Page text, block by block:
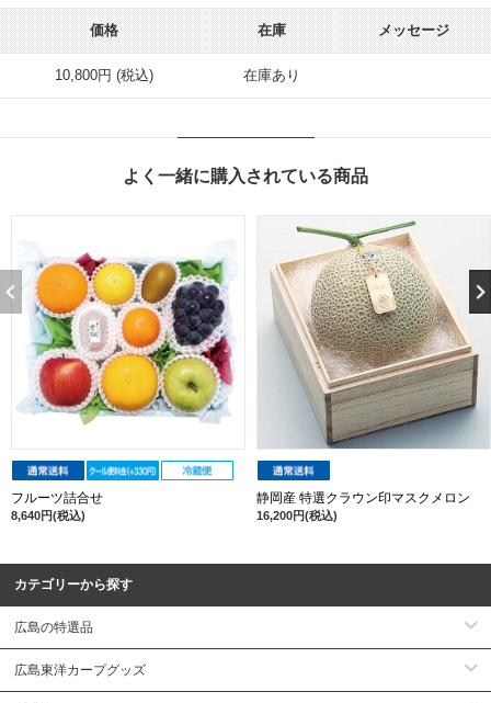
価格 在庫 メッセージ
10,800円 (税込) 在庫あり
よく一緒に購入されている商品
フルーツ詰合せ
8,640円(税込)
静岡産 特選クラウン印マスクメロン
16,200円(税込)
カテゴリーから探す
広島の特選品
広島東洋カープグッズ